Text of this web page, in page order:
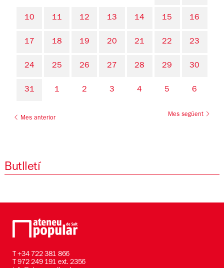
10 11 12 13 14 15 16
17 18 19 20 21 22 23
24 25 26 27 28 29 30
31 1 2 3 4 5 6
Mes anterior
Mes següent
Butlletí
T+34 722 381 866
T 972 249 191 ext. 2356